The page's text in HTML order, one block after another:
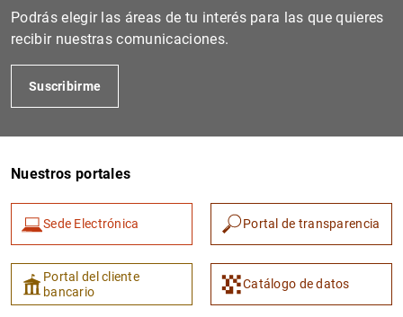
1 2
Podrás elegir las áreas de tu interés para las que quieres
recibir nuestras comunicaciones.
Suscribirme
Nuestros portales
Sede Electrónica Portal de transparencia
Portal del cliente
bancario
Catálogo de datos